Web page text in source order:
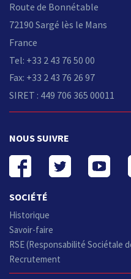
Route de Bonnétable
72190 Sargé lès le Mans
France
Tel: +33 2 43 76 50 00
Fax: +33 2 43 76 26 97
SIRET : 449 706 365 00011
NOUS SUIVRE
SOCIÉTÉ
Historique
Savoir-faire
RSE (Responsabilité Sociétale
Recrutement